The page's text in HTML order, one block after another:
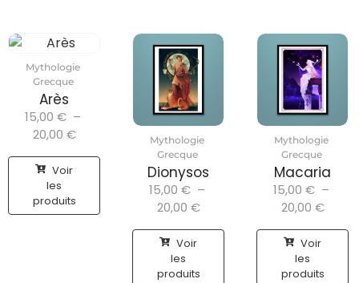
Mythologie
Grecque
Arès
15,00 € –
20,00 €
Voir
les
produits
Mythologie
Grecque
Dionysos
15,00 € –
20,00 €
Voir
les
produits
Mythologie
Grecque
Macaria
15,00 € –
20,00 €
Voir
les
produits